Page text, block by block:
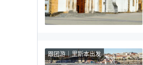
跟团游 里斯本出发